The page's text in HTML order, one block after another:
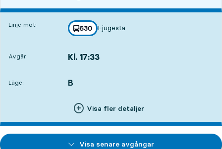
Linje mot: linje
630
mot
Fjugesta
,
Avgår: Kl. 17:33
Läge:
LÄGE, B
,
Visa fler detaljer
Visa senare avgångar